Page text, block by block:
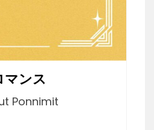
マンス
Ponnimit